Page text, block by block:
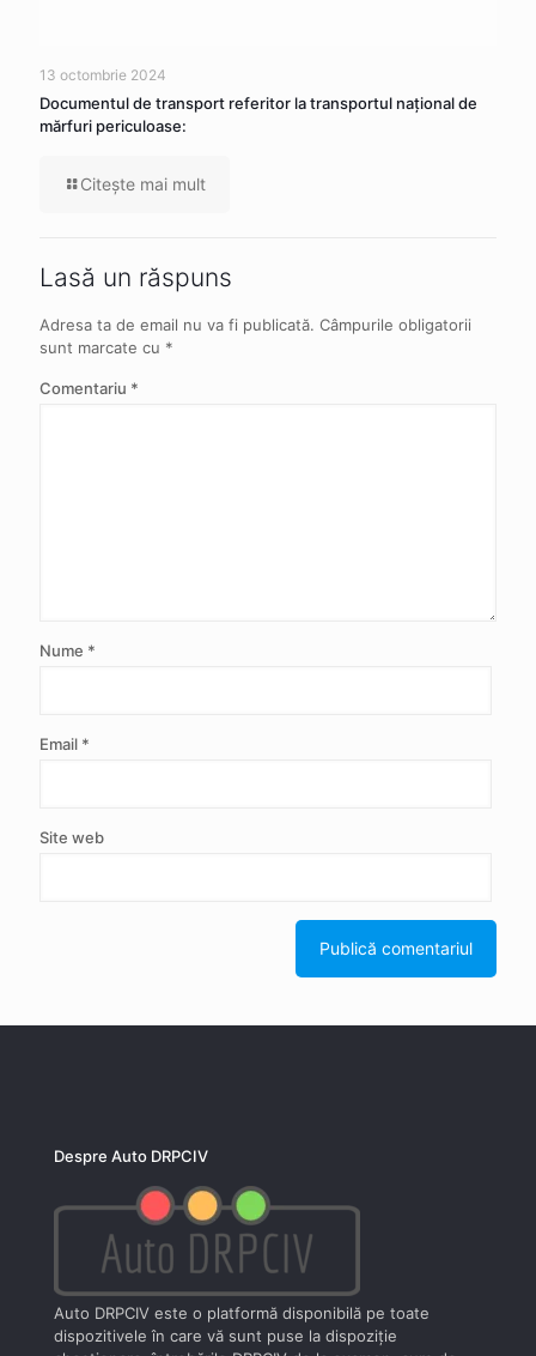
13 octombrie 2024
Documentul de transport referitor la transportul naţional de
mărfuri periculoase:
Citeşte mai mult
Lasă un răspuns
Adresa ta de email nu va fi publicată. Câmpurile obligatorii
sunt marcate cu *
Comentariu *
Nume *
Email *
Site web
Despre Auto DRPCIV
Auto DRPCIV este o platformă disponibilă pe toate
dispozitivele în care vă sunt puse la dispoziţie